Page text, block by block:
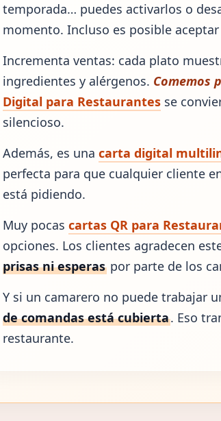
temporada… puedes activarlos o
momento. Incluso es posible
Incrementa ventas: cada plato
ingredientes y alérgenos. Comemos
Digital para Restaurantes se
silencioso.
Además, es unacarta digital
perfecta para que cualquier cliente
está pidiendo.
Muy pocascartas QR para
opciones. Los clientes agradecen
prisas ni esperas por parte de los
Y si un camarero no puede trabajar
de comandas está cubierta. Eso
restaurante.